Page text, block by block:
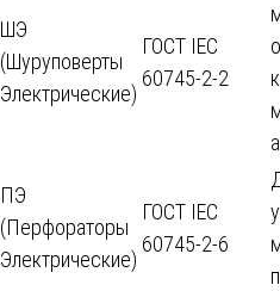
ШЭ
(Шуруповерты
Электрические)
ГОСТ IEC
60745-2-2
ПЭ
(Перфораторы
Электрические)
ГОСТ IEC
60745-2-6